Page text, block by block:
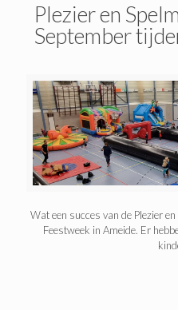
Plezier en
September
Wat een succes van de Plezier
Feestweek in Ameide. Er